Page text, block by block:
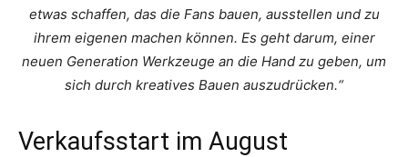
etwas schaffen, das die Fans bauen, ausstellen und zu
ihrem eigenen machen können. Es geht darum, einer
neuen Generation Werkzeuge an die Hand zu geben, um
sich durch kreatives Bauen auszudrücken.“
Verkaufsstart im August